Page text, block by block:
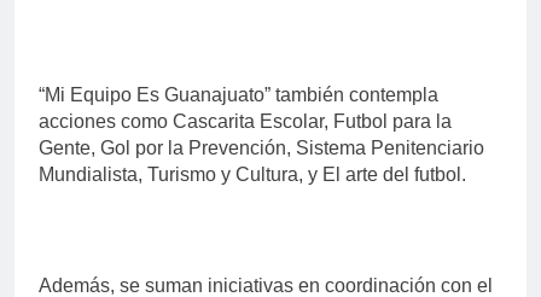
“Mi Equipo Es Guanajuato” también contempla
acciones como Cascarita Escolar, Futbol para la
Gente, Gol por la Prevención, Sistema Penitenciario
Mundialista, Turismo y Cultura, y El arte del futbol.
Además, se suman iniciativas en coordinación con el